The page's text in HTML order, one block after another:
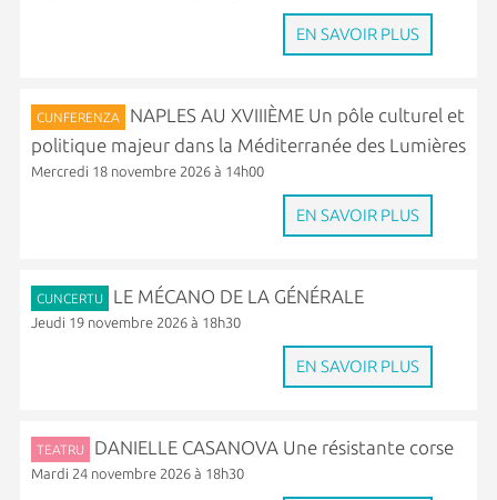
EN SAVOIR PLUS
CUNFERENZA
NAPLES AU XVIIIÈME Un pôle culturel et
politique majeur dans la Méditerranée des Lumières
Mercredi 18 novembre 2026 à 14h00
EN SAVOIR PLUS
CUNCERTU LE MÉCANO DE LA GÉNÉRALE
Jeudi 19 novembre 2026 à 18h30
EN SAVOIR PLUS
TEATRU DANIELLE CASANOVA Une résistante corse
Mardi 24 novembre 2026 à 18h30